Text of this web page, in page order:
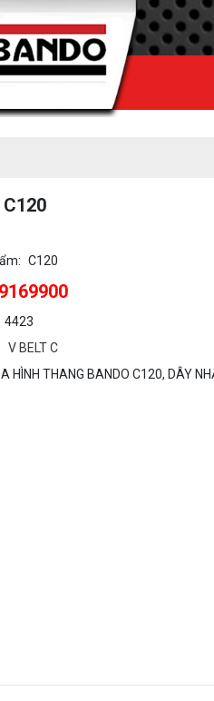
C120
C120
4423
V BELT C
HÌNH THANG BANDO C120, DÂY